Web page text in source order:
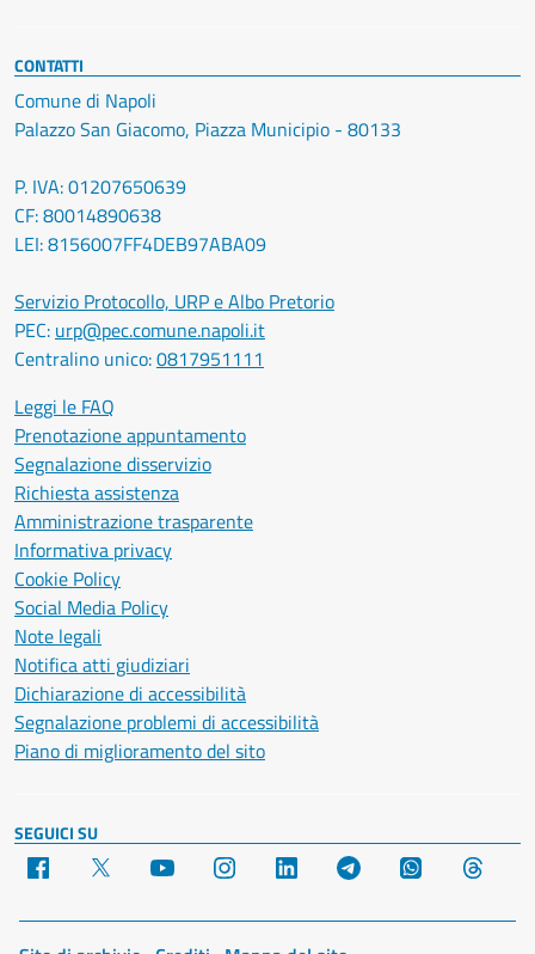
CONTATTI
Comune di Napoli
Palazzo San Giacomo, Piazza Municipio - 80133
P. IVA: 01207650639
CF: 80014890638
LEI: 8156007FF4DEB97ABA09
Servizio Protocollo, URP e Albo Pretorio
PEC: urp@pec.comune.napoli.it
Centralino unico:0817951111
Leggi le FAQ
Prenotazione appuntamento
Segnalazione disservizio
Richiesta assistenza
Amministrazione trasparente
Informativa privacy
Cookie Policy
Social Media Policy
Note legali
Notifica atti giudiziari
Dichiarazione di accessibilità
Segnalazione problemi di accessibilità
Piano di miglioramento del sito
SEGUICI SU
Facebook YouTube Instagram LinkedIn Telegram WhatsApp